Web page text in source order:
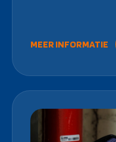
MEER INFORMATIE